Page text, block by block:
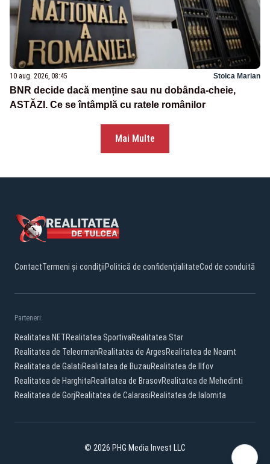
10 aug. 2026, 08:45 Stoica Marian
BNR decide dacă menține sau nu dobânda-cheie,
ASTĂZI. Ce se întâmplă cu ratele românilor
Mai Multe
ContactTermeni și condițiiPolitică de confidențialitateCod de conduită
Parteneri:
Realitatea.NETRealitatea SportivaRealitatea Star
Realitatea de TeleormanRealitatea de ArgesRealitatea de Neamt
Realitatea de GalatiRealitatea de BuzauRealitatea de Ilfov
Realitatea de HarghitaRealitatea de BrasovRealitatea de Mehedinti
Realitatea de GorjRealitatea de CalarasiRealitatea de Ialomita
© 2026 PHG Media Invest LLC